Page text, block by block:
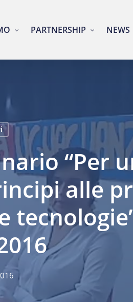
PARTNERSHIP NEWS
“Per
alle